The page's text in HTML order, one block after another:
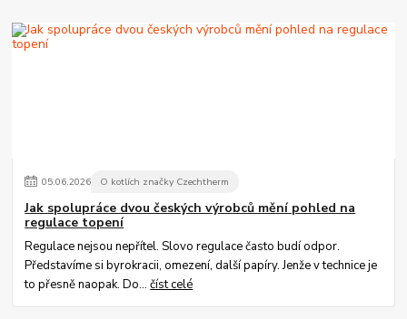
05.06.2026 O kotlích značky Czechtherm
Jak spolupráce dvou českých výrobců mění pohled na
regulace topení
Regulace nejsou nepřítel. Slovo regulace často budí odpor.
Představíme si byrokracii, omezení, další papíry. Jenže v technice je
to přesně naopak. Do...číst celé